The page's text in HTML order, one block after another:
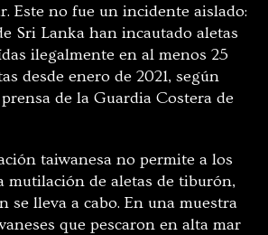
Este no fue un incidente aislado:
Sri Lanka han incautado aletas
ilegalmente en al menos 25
desde enero de 2021, según
de la Guardia Costera de
taiwanesa no permite a los
mutilación de aletas de tiburón,
se lleva a cabo. En una muestra
que pescaron en alta mar